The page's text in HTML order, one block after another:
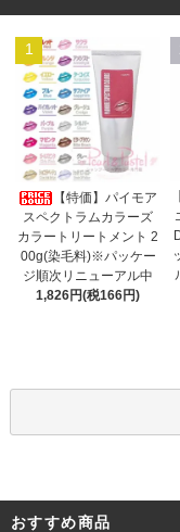
1
【特価】パイモア
スペクトラムカラーズ
カラートリートメント 2
00g(染毛料)※パッケー
ジ順次リニューアル中
1,826円(税166円)
おすすめ商品